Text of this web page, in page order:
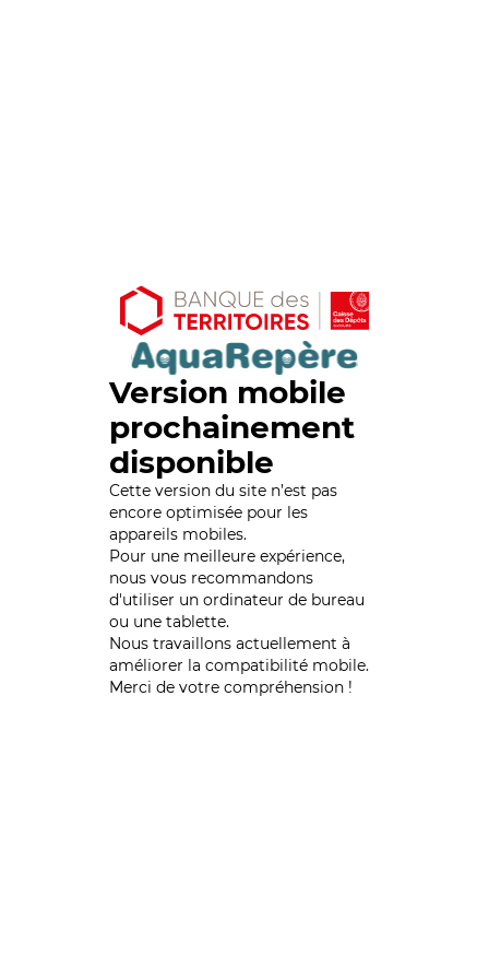
Version mobile
prochainement
disponible
Cette version du site n’est pas
encore optimisée pour les
appareils mobiles.
Pour une meilleure expérience,
nous vous recommandons
d'utiliser un ordinateur de bureau
ou une tablette.
Nous travaillons actuellement à
améliorer la compatibilité mobile.
Merci de votre compréhension !